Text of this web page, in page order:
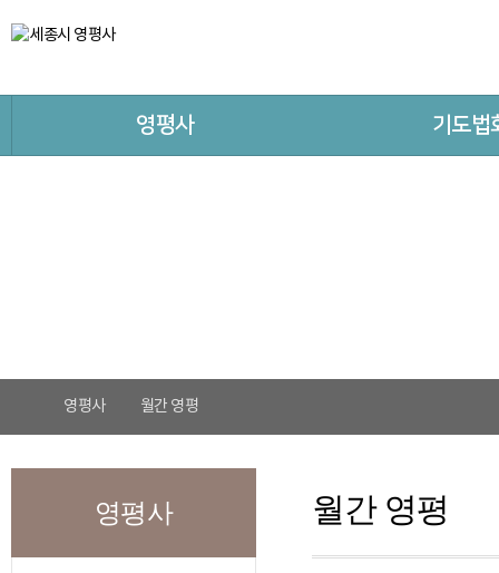
영평사 기도법
영평사 월간 영평
영평사 월간 영평